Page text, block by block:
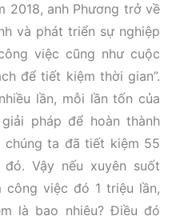
2018, anh Phương trở về
và phát triển sự nghiệp
việc cũng như cuộc
để tiết kiệm thời gian”.
lần, mỗi lần tốn của
pháp để hoàn thành
ta đã tiết kiệm 55
Vậy nếu xuyên suốt
công việc đó 1 triệu lần,
là bao nhiêu? Điều đó